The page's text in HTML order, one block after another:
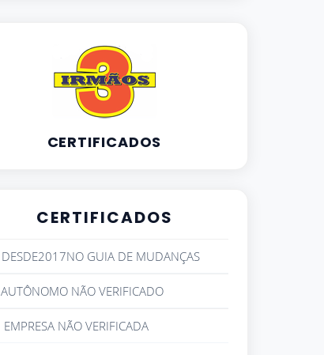
CERTIFICADOS
CERTIFICADOS
DESDE2017NO GUIA DE MUDANÇAS
AUTÔNOMO NÃO VERIFICADO
EMPRESA NÃO VERIFICADA